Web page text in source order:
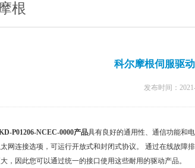
根
科尔摩根伺服驱
发布时间：
P01206-NCEC-0000产品具有良好的通用性、通信功能和
网连接选项，可运行开放式和封闭式协议。 通过在线故障
，因此您可以通过统一的接口使用这些耐用的驱动产品。